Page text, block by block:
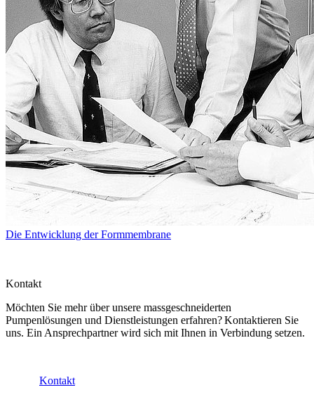
Die Entwicklung der Formmembrane
Kontakt
Möchten Sie mehr über unsere massgeschneiderten
Pumpenlösungen und Dienstleistungen erfahren? Kontaktieren Sie
uns. Ein Ansprechpartner wird sich mit Ihnen in Verbindung setzen.
Kontakt